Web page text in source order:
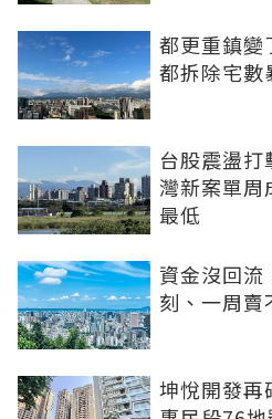
都更重鎮變
都拆除宅數
台股震盪
灣新案單周
最低
資金沒回流
刻、一周賣
坤悅開發再